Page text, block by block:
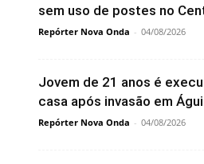
sem uso de postes no
Repórter Nova Onda - 04/08/2026
Jovem de 21 anos é
casa após invasão em
Repórter Nova Onda - 04/08/2026